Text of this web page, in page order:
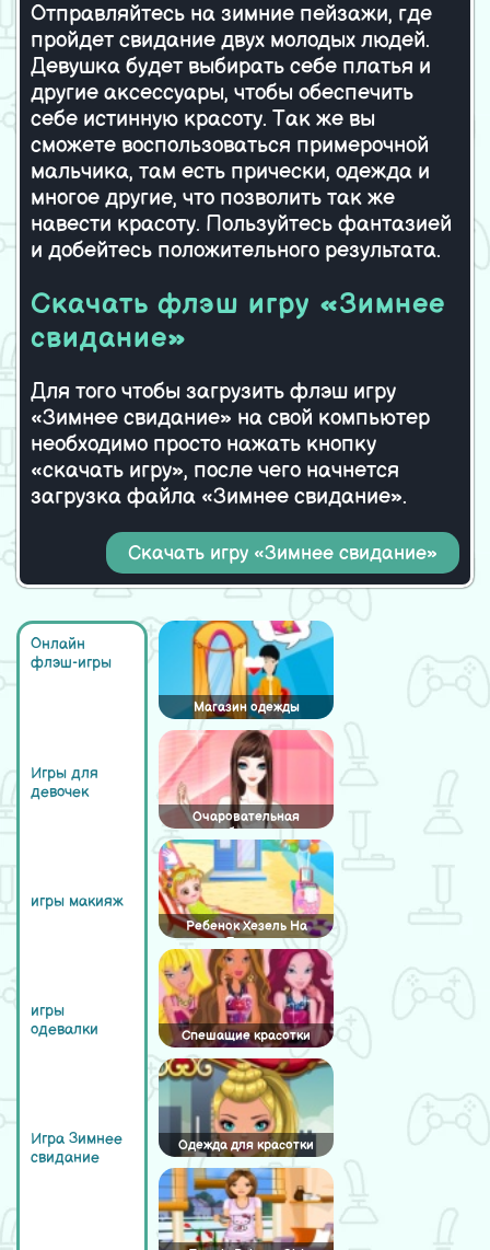
Онлайн
флэш-игры
Игры для
девочек
игры макияж
игры
одевалки
Игра Зимнее
свидание
Магазин одежды
Очаровательная
свадьба: невеста
Ребенок Хезель На
Пляже
Спешащие красотки
Одежда для красотки
Любовь зубастика Lingerie Show
Отправляйтесь на зимние пейзажи, где
пройдет свидание двух молодых людей.
Девушка будет выбирать себе платья и
другие аксессуары, чтобы обеспечить
себе истинную красоту. Так же вы
сможете воспользоваться примерочной
мальчика, там есть прически, одежда и
многое другие, что позволить так же
навести красоту. Пользуйтесь фантазией
и добейтесь положительного результата.
Скачать флэш игру «Зимнее
свидание»
Для того чтобы загрузить флэш игру
«Зимнее свидание» на свой компьютер
необходимо просто нажать кнопку
«скачать игру», после чего начнется
загрузка файла «Зимнее свидание».
Скачать игру «Зимнее свидание»